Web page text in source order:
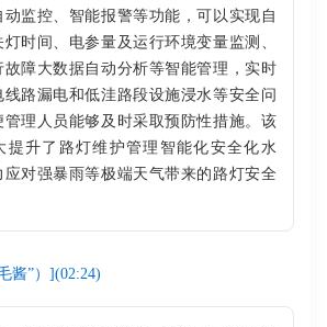
动监控、智能报警等功能，可以实现自
灯时间、电参量及运行环境变量监测、
故障大数据自动分析等智能管理，实时
线路漏电和低洼路段设施浸水等安全问
管理人员能够及时采取预防性措施。该
提升了路灯维护管理智能化安全化水
应对强暴雨等极端天气带来的路灯安全
酱”）](02:24)